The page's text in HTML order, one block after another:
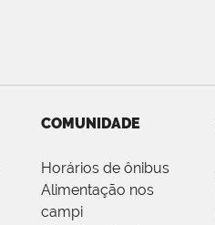
COMUNIDADE
Horários de ônibus
Alimentação nos
campi